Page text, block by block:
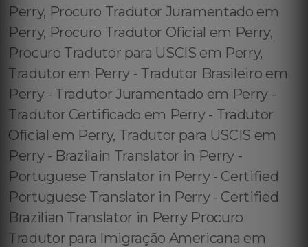
Perry, Procuro Tradutor Juramentado em
Perry, Procuro Tradutor Oficial em Perry,
Procuro Tradutor para USCIS em Perry,
Tradutor em Perry - Tradutor Brasileiro em
Perry - Tradutor Juramentado em Perry -
Tradutor Certificado em Perry - Tradutor
Oficial em Perry, Tradutor para USCIS em
Perry - Brazilain Translator in Perry -
Portuguese Translator in Perry - Certified
Portuguese Translator in Perry - Certified
Brazilian Translator in Perry Procuro
Tradutor para Imigração Americana em